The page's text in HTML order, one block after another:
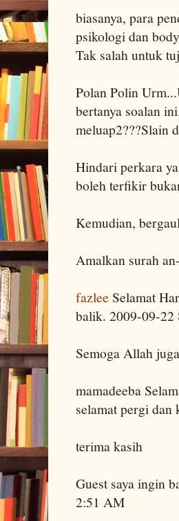
biasanya, para
psikologi dan
Tak salah untuk
Polan Polin
bertanya soalan
meluap2???Slain
Hindari perkara
boleh terfikir
Kemudian,
Amalkan surah
fazlee Selamat
balik. 2009-09-
Semoga Allah
mamadeeba
selamat pergi
terima kasih
Guest saya ingin
2:51 AM